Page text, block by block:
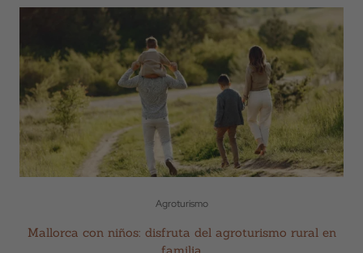
Agroturismo
Mallorca con niños: disfruta del agroturismo rural en